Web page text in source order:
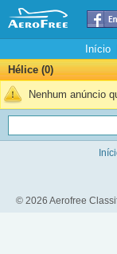
Início
Hélice (0)
Nenhum anúncio
© 2026 Aerofree